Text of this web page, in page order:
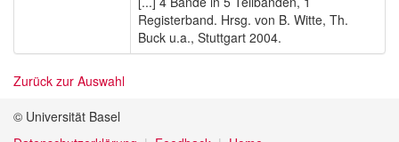
Registerband. Hrsg. von B. Witte, Th.
Buck u.a., Stuttgart 2004.
Zurück zur Auswahl
© Universität Basel